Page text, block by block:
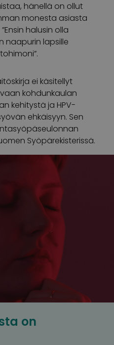
hänellä on ollut
monesta asiasta
halusin olla
naapurin lapsille
ei käsitellyt
kohdunkaulan
kehitystä ja HPV-
ehkäisyyn. Sen
Syöpärekisterissä.
on